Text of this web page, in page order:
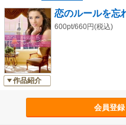
作品紹介
恋のルールを忘
600pt/660円(税込)
会員登